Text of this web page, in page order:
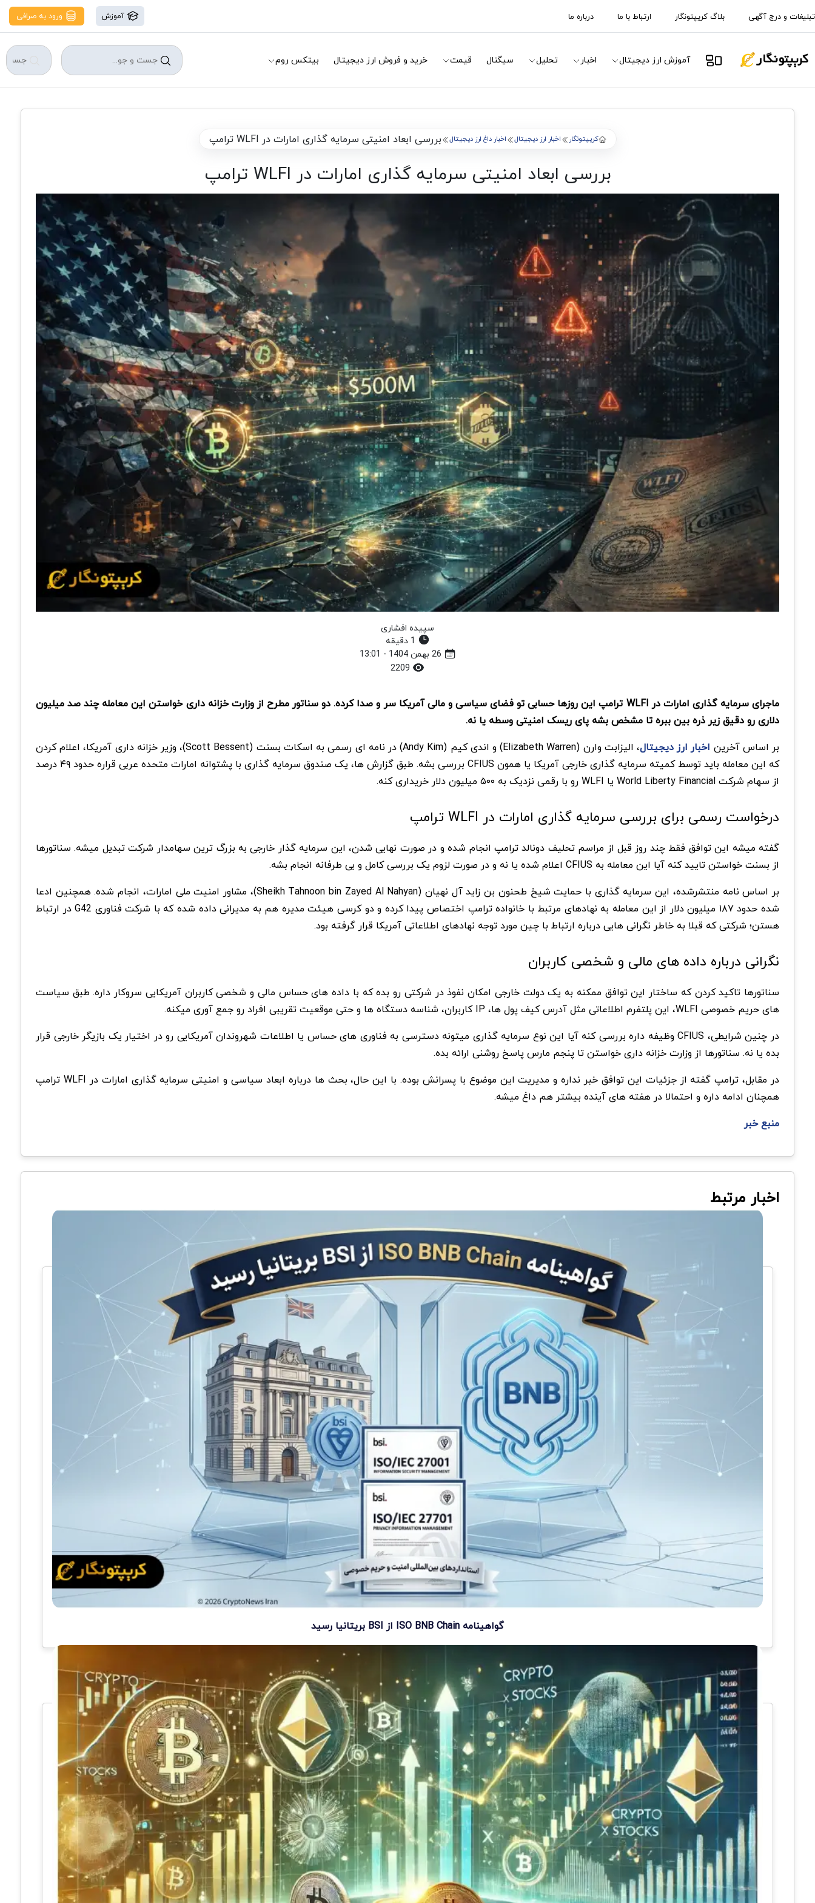
تبلیغات و درج آگهی بلاگ کریپتونگار ارتباط با ما درباره ما آموزش ورود به صرافی
آموزش ارز دیجیتال اخبار تحلیل سیگنال قیمت خرید و فروش ارز دیجیتال بیتکس روم
کریپتونگار اخبار ارز دیجیتال اخبار داغ ارز دیجیتال بررسی ابعاد امنیتی سرمایه گذاری امارات در WLFI ترامپ
بررسی ابعاد امنیتی سرمایه گذاری امارات در WLFI ترامپ
سپیده افشاری
ماجرای سرمایه گذاری امارات در WLFI ترامپ این روزها حسابی تو فضای سیاسی و مالی آمریکا سر و صدا کرده. دو سناتور مطرح از وزارت خزانه داری خواستن این معامله چند صد میلیون
دلاری رو دقیق زیر ذره بین ببره تا مشخص بشه پای ریسک امنیتی وسطه یا نه.
بر اساس آخرین اخبار ارز دیجیتال
، الیزابت وارن (Elizabeth Warren) و اندی کیم (Andy Kim) در نامه ای رسمی به اسکات بسنت (Scott Bessent)، وزیر خزانه داری آمریکا، اعلام کردن
که این معامله باید توسط کمیته سرمایه گذاری خارجی آمریکا یا همون CFIUS بررسی بشه. طبق گزارش ها، یک صندوق سرمایه گذاری با پشتوانه امارات متحده عربی قراره حدود ۴۹ درصد
از سهام شرکت World Liberty Financial یا WLFI رو با رقمی نزدیک به ۵۰۰ میلیون دلار خریداری کنه.
درخواست رسمی برای بررسی سرمایه گذاری امارات در WLFI ترامپ
گفته میشه این توافق فقط چند روز قبل از مراسم تحلیف دونالد ترامپ انجام شده و در صورت نهایی شدن، این سرمایه گذار خارجی به بزرگ ترین سهامدار شرکت تبدیل میشه. سناتورها
از بسنت خواستن تایید کنه آیا این معامله به CFIUS اعلام شده یا نه و در صورت لزوم یک بررسی کامل و بی طرفانه انجام بشه.
بر اساس نامه منتشرشده، این سرمایه گذاری با حمایت شیخ طحنون بن زاید آل نهیان (Sheikh Tahnoon bin Zayed Al Nahyan)، مشاور امنیت ملی امارات، انجام شده. همچنین ادعا
شده حدود ۱۸۷ میلیون دلار از این معامله به نهادهای مرتبط با خانواده ترامپ اختصاص پیدا کرده و دو کرسی هیئت مدیره هم به مدیرانی داده شده که با شرکت فناوری G42 در ارتباط
هستن؛ شرکتی که قبلا به خاطر نگرانی هایی درباره ارتباط با چین مورد توجه نهادهای اطلاعاتی آمریکا قرار گرفته بود.
نگرانی درباره داده های مالی و شخصی کاربران
سناتورها تاکید کردن که ساختار این توافق ممکنه به یک دولت خارجی امکان نفوذ در شرکتی رو بده که با داده های حساس مالی و شخصی کاربران آمریکایی سروکار داره. طبق سیاست
های حریم خصوصی WLFI، این پلتفرم اطلاعاتی مثل آدرس کیف پول ها، IP کاربران، شناسه دستگاه ها و حتی موقعیت تقریبی افراد رو جمع آوری میکنه.
در چنین شرایطی، CFIUS وظیفه داره بررسی کنه آیا این نوع سرمایه گذاری میتونه دسترسی به فناوری های حساس یا اطلاعات شهروندان آمریکایی رو در اختیار یک بازیگر خارجی قرار
بده یا نه. سناتورها از وزارت خزانه داری خواستن تا پنجم مارس پاسخ روشنی ارائه بده.
در مقابل، ترامپ گفته از جزئیات این توافق خبر نداره و مدیریت این موضوع با پسرانش بوده. با این حال، بحث ها درباره ابعاد سیاسی و امنیتی سرمایه گذاری امارات در WLFI ترامپ
همچنان ادامه داره و احتمالا در هفته های آینده بیشتر هم داغ میشه.
منبع خبر
اخبار مرتبط
گواهینامه ISO BNB Chain از BSI بریتانیا رسید